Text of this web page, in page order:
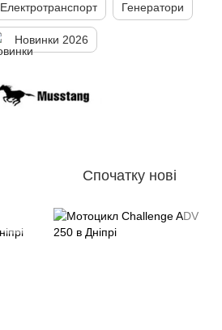
Електротранспорт Генератори
Новинки 2026
Спочатку нові